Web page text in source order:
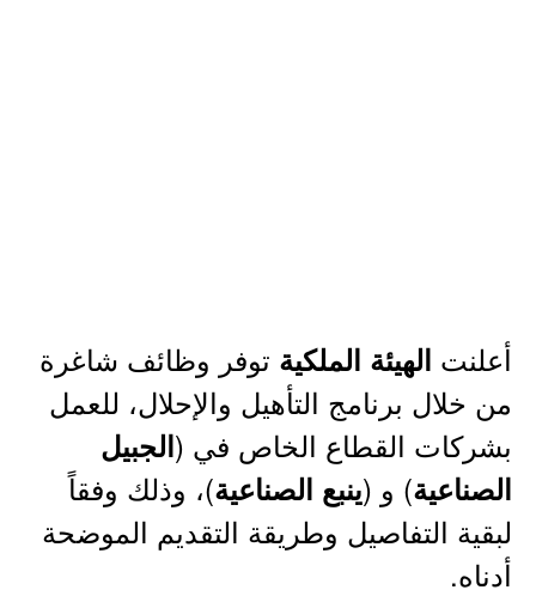
أعلنت الهيئة الملكية توفر وظائف شاغرة
من خلال برنامج التأهيل والإحلال، للعمل
بشركات القطاع الخاص في (الجبيل
الصناعية) و (ينبع الصناعية)، وذلك وفقاً
لبقية التفاصيل وطريقة التقديم الموضحة
أدناه.